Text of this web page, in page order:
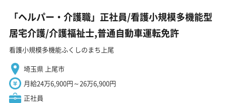
「ヘルパー・介護職」正社員/看護小規模多機能型
居宅介護/介護福祉士,普通自動車運転免許
看護小規模多機能ふくしのまち上尾
埼玉県 上尾市
月給24万6,900円～26万6,900円
正社員